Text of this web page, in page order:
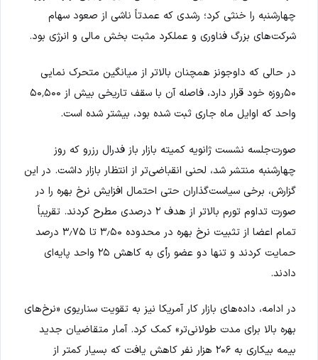
چهارشنبه را خنثی کرد؛ رشدی که عمدتاً ناشی از صعود سهام
شرکت‌های بزرگ فناوری و عملکرد مثبت بخش مالی و انرژی بود.
در حالی که داوجونز همچنان بالاتر از میانگین متحرک نمایی
۵۰روزه خود قرار دارد، فاصله آن با سقف تاریخی بیش از ۵۰٬۵۰۰
واحد که اوایل ماه جاری ثبت شده بود، بیشتر شده است.
صورت‌جلسه نشست ژانویه کمیته بازار باز فدرال رزرو که روز
چهارشنبه منتشر شد، لحنی انقباضی‌تر از انتظار بازار داشت. در این
گزارش، برخی سیاست‌گذاران حتی احتمال افزایش نرخ بهره را در
صورت تداوم تورم بالاتر از هدف ۲ درصدی مطرح کردند. تقریباً
تمام اعضا از تثبیت نرخ بهره در محدوده ۳٫۵۰ تا ۳٫۷۵ درصد
حمایت کردند و تنها دو عضو رأی به کاهش ۲۵ واحد پایه‌ای
دادند.
در ادامه، داده‌های بازار کار آمریکا نیز به تقویت سناریوی «نرخ‌های
بهره بالا برای مدت طولانی‌تر» کمک کرد. آمار متقاضیان جدید
بیمه بیکاری به ۲۰۶ هزار نفر کاهش یافت که بسیار کمتر از